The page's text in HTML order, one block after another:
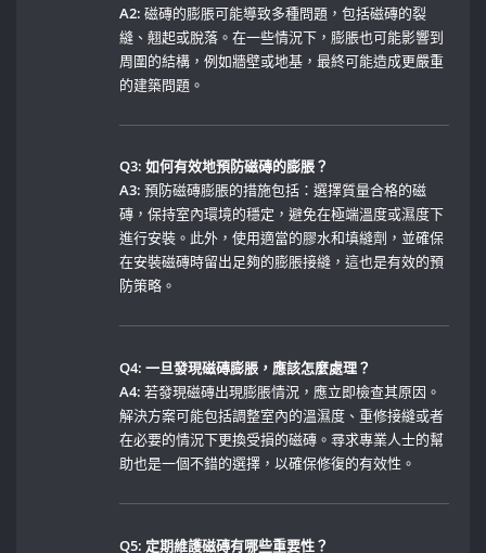
A2: 磁磚的膨脹可能導致多種問題，包括磁磚的裂
縫、翹起或脫落。在一些情況下，膨脹也可能影響到
周圍的結構，例如牆壁或地基，最終可能造成更嚴重
的建築問題。
Q3: 如何有效地預防磁磚的膨脹？
A3: 預防磁磚膨脹的措施包括：選擇質量合格的磁
磚，保持室內環境的穩定，避免在極端溫度或濕度下
進行安裝。此外，使用適當的膠水和填縫劑，並確保
在安裝磁磚時留出足夠的膨脹接縫，這也是有效的預
防策略。
Q4: 一旦發現磁磚膨脹，應該怎麼處理？
A4: 若發現磁磚出現膨脹情況，應立即檢查其原因。
解決方案可能包括調整室內的溫濕度、重修接縫或者
在必要的情況下更換受損的磁磚。尋求專業人士的幫
助也是一個不錯的選擇，以確保修復的有效性。
Q5:‌ 定期維護磁磚有哪些重要性？